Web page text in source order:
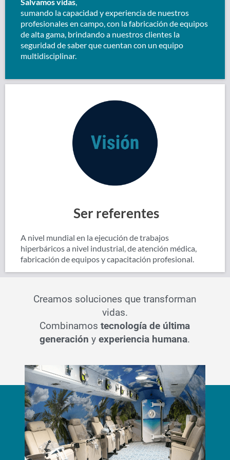
sumando la capacidad y experiencia de nuestros
profesionales en campo, con la fabricación de equipos
de alta gama, brindando a nuestros clientes la
seguridad de saber que cuentan con un equipo
multidisciplinar.
Ser referentes
A nivel mundial en la ejecución de trabajos
hiperbáricos a nivel industrial, de atención médica,
fabricación de equipos y capacitación profesional.
Creamos soluciones que transforman
vidas.
Combinamostecnología de última
generación yexperiencia humana.